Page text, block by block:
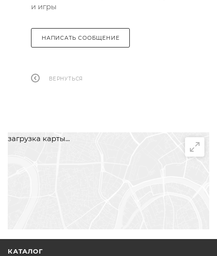
и игры
НАПИСАТЬ СООБЩЕНИЕ
ВЕРНУТЬСЯ
загрузка карты...
КАТАЛОГ